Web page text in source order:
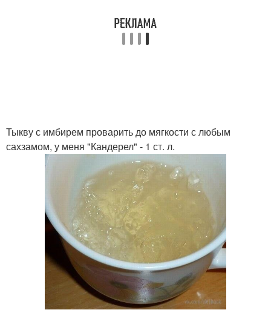
Тыкву с имбирем проварить до мягкости с любым
сахзамом, у меня "Кандерел" - 1 ст. л.